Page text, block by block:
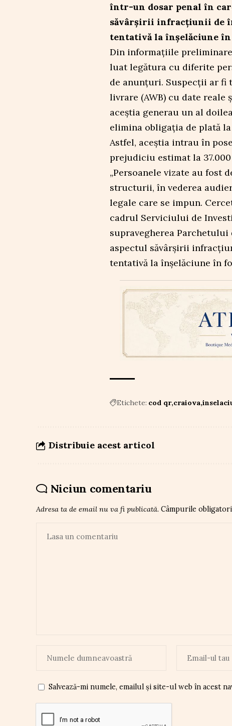
într-un dosar penal în
săvârșirii infracțiunii de
tentativă la înșelăciune
Din informațiile
luat legătura cu diferite
de anunțuri. Suspecții ar fi
livrare (AWB) cu date
aceștia generau un al
elimina obligația de plată
Astfel, aceștia intrau în
prejudiciu estimat la
„Persoanele vizate au fost
structurii, în vederea
legale care se impun.
cadrul Serviciului de
supravegherea Parchetului
aspectul săvârșirii
tentativă la înșelăciune în
Etichete: cod qr craiova
Distribuie acest articol
Niciun comentariu
Adresa ta de email nu va fi publicată. Câmpurile
Salvează-mi numele, emailul și site-ul web în acest